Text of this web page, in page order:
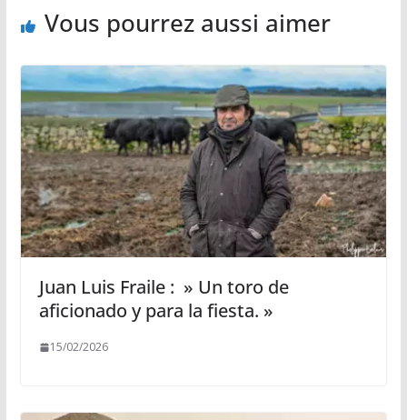
Vous pourrez aussi aimer
Juan Luis Fraile : » Un toro de
aficionado y para la fiesta. »
15/02/2026